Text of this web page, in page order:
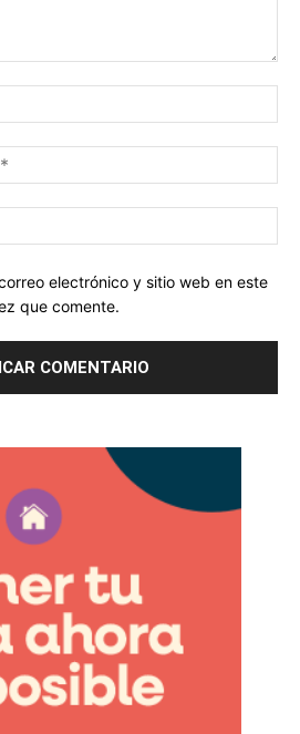
electrónico y sitio web en este
que comente.